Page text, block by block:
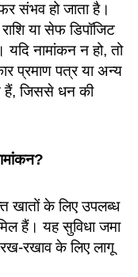
संभव हो जाता है।
या सेफ डिपॉजिट
नामांकन न हो, तो
प्रमाण पत्र या अन्य
हैं, जिससे धन की
खातों के लिए उपलब्ध
हैं। यह सुविधा जमा
रखाव के लिए लागू